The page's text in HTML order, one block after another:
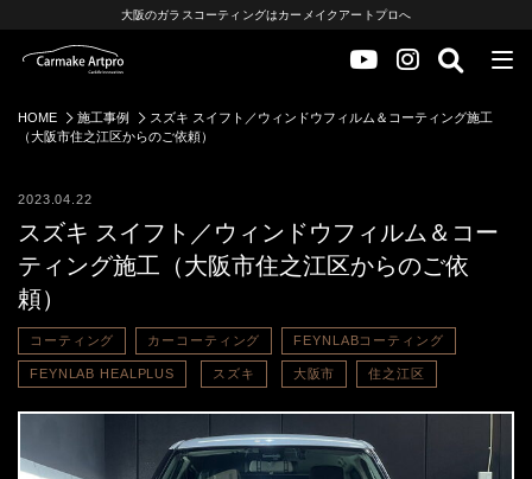
大阪のガラスコーティングはカーメイクアートプロへ
HOME 施工事例
スズキ スイフト／ウィンドウフィルム＆コーティング施工
（大阪市住之江区からのご依頼）
2023.04.22
スズキ スイフト／ウィンドウフィルム＆コー
ティング施工（大阪市住之江区からのご依
頼）
コーティング カーコーティング FEYNLABコーティング
FEYNLAB HEALPLUS スズキ 大阪市 住之江区